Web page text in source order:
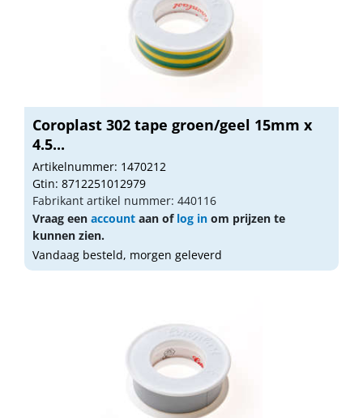
Coroplast 302 tape groen/geel 15mm x
4.5...
Artikelnummer: 1470212
Gtin: 8712251012979
Fabrikant artikel nummer: 440116
Vraag een account aan of log in om prijzen te
kunnen zien.
Vandaag besteld, morgen geleverd